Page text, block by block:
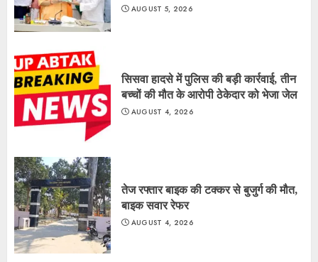
AUGUST 5, 2026
सिसवा हादसे में पुलिस की बड़ी कार्रवाई, तीन
बच्चों की मौत के आरोपी ठेकेदार को भेजा जेल
AUGUST 4, 2026
तेज रफ्तार बाइक की टक्कर से बुजुर्ग की मौत,
बाइक सवार रेफर
AUGUST 4, 2026